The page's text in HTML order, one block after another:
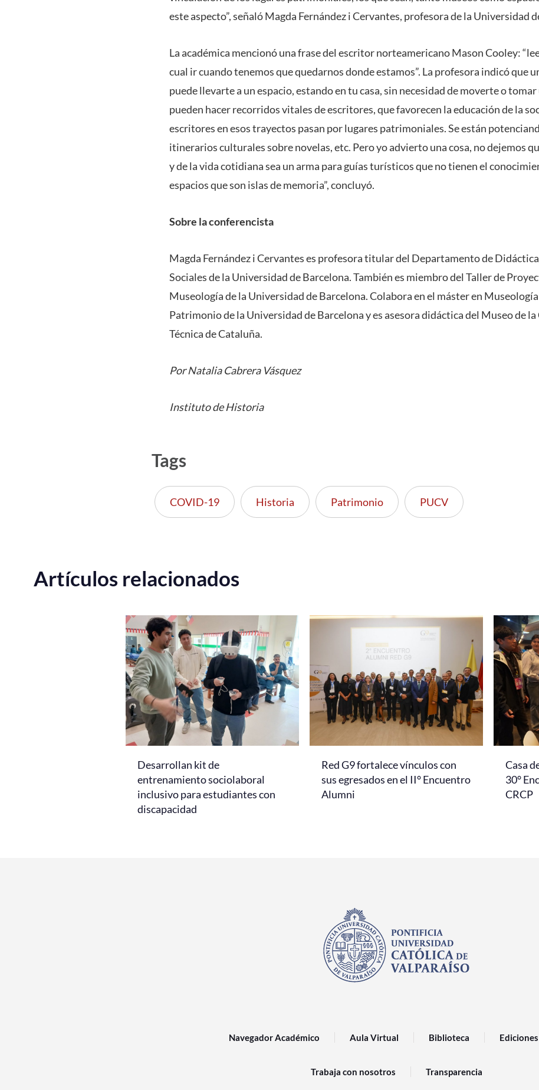
este aspecto”, señaló Magda Fernández i Cervantes, profesora de la Universidad
La académica mencionó una frase del escritor norteamericano Mason Cooley:
cual ir cuando tenemos que quedarnos donde estamos”. La profesora indicó que
puede llevarte a un espacio, estando en tu casa, sin necesidad de moverte o tomar
pueden hacer recorridos vitales de escritores, que favorecen la educación de la
escritores en esos trayectos pasan por lugares patrimoniales. Se están
itinerarios culturales sobre novelas, etc. Pero yo advierto una cosa, no dejemos
y de la vida cotidiana sea un arma para guías turísticos que no tienen el
espacios que son islas de memoria”, concluyó.
Sobre la conferencista
Magda Fernández i Cervantes es profesora titular del Departamento de
Sociales de la Universidad de Barcelona. También es miembro del Taller de
Museología de la Universidad de Barcelona. Colabora en el máster en
Patrimonio de la Universidad de Barcelona y es asesora didáctica del Museo de la
Técnica de Cataluña.
Por Natalia Cabrera Vásquez
Instituto de Historia
Tags
COVID-19 Historia Patrimonio PUCV
Artículos relacionados
Desarrollan kit de
entrenamiento sociolaboral
inclusivo para estudiantes con
discapacidad
Red G9 fortalece vínculos con
sus egresados en el II° Encuentro
Alumni
Casa
30°
CRCP
Navegador Académico Aula Virtual Biblioteca
Trabaja con nosotros Transparencia